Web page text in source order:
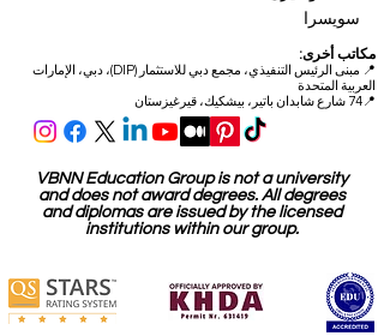
8047 زيورخ
سويسرا
مكتب الجودة:
شارع الصناعات 59
سويسرا
مكاتب أخرى:
مبنى الرئيس التنفيذي، مجمع دبي للاستثمار (DIP)، دبي، الإمارات
العربية المتحدة
VBNN Education Group is not a university